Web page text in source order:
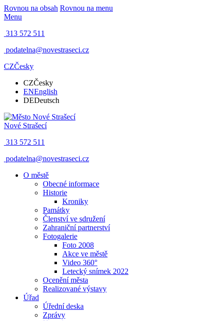
Rovnou na obsah Rovnou na menu
Menu
313 572 511
podatelna@novestraseci.cz
CZČesky
CZČesky
ENEnglish
DEDeutsch
Nové Strašecí
313 572 511
podatelna@novestraseci.cz
O městě
Obecné informace
Historie
Kroniky
Památky
Členství ve sdružení
Zahraniční partnerství
Fotogalerie
Foto 2008
Akce ve městě
Video 360°
Letecký snímek 2022
Ocenění města
Realizované výstavy
Úřad
Úřední deska
Zprávy